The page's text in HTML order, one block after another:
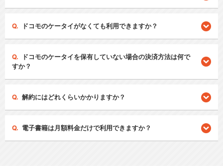
ドコモのケータイがなくても利用できますか？
ドコモのケータイを保有していない場合の決済方法は何で
すか？
解約にはどれくらいかかりますか？
電子書籍は月額料金だけで利用できますか？